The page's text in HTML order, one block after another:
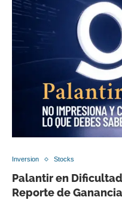
Inversion Stocks
Palantir en
Reporte de